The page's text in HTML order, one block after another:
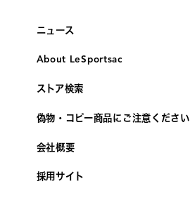
ニュース
About LeSportsac
ストア検索
偽物・コピー商品にご注意ください
会社概要
採用サイト